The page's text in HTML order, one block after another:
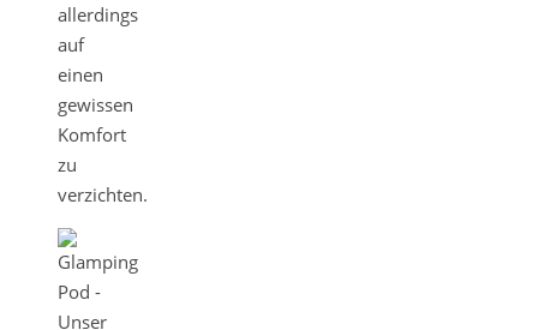
allerdings
auf
einen
gewissen
Komfort
zu
verzichten.